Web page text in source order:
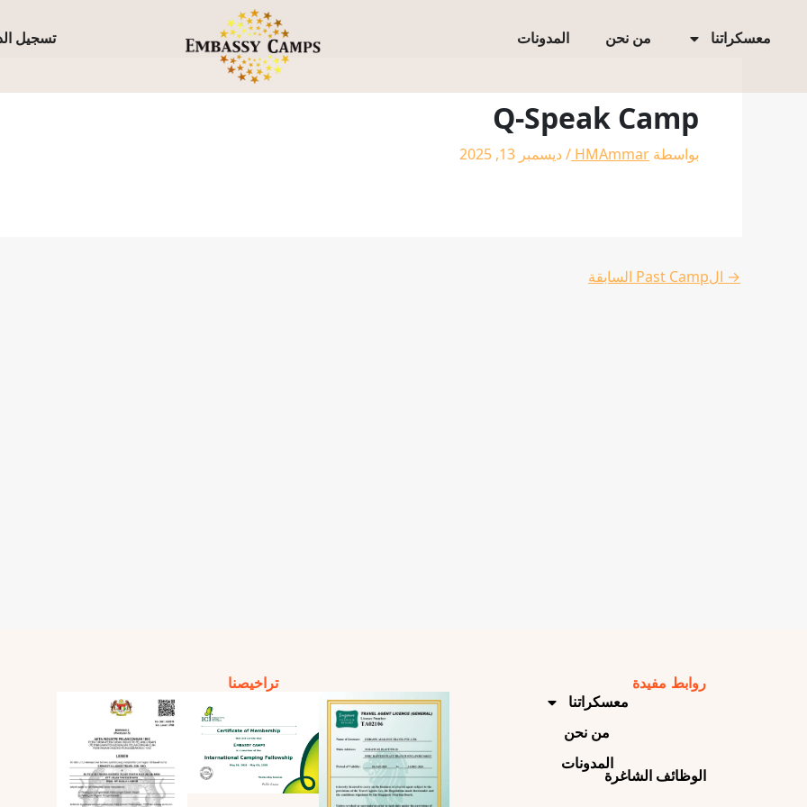
معسكراتنا من نحن المدونات تسجيل
Q-Speak Camp
بواسطة HMAmmar
/ديسمبر 13, 2025
→ الPast Camp السابقة
روابط مفيدة
معسكراتنا
من نحن
المدونات
الوظائف الشاغرة
تراخيصنا